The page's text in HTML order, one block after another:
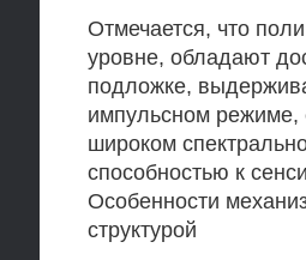
Отмечается, что
уровне, обладают
подложке,
импульсном режиме,
широком
способностью к
Особенности
структурой